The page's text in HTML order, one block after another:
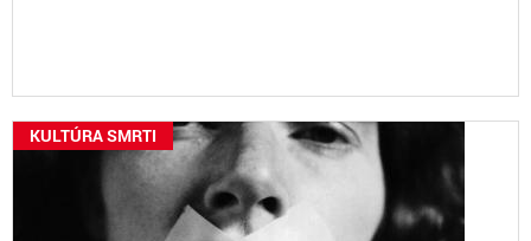
KULTÚRA SMRTI